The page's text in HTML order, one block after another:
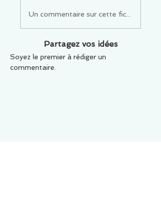
Un commentaire sur cette fiche ou cet
Partagez vos idées
Soyez le premier à rédiger un
commentaire.